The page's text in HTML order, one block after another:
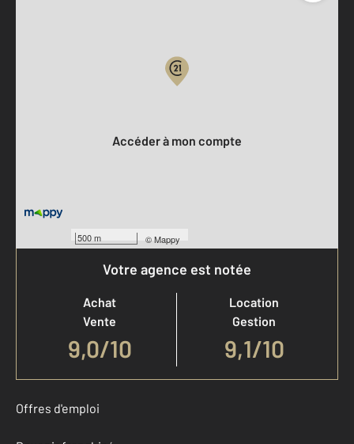
500 m ©Mappy
Accéder à mon compte
Votre agence est notée
Achat
Vente
9,0/10
Location
Gestion
9,1/10
Offres d'emploi